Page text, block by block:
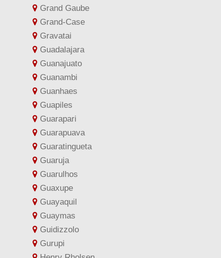
Grand Gaube
Grand-Case
Gravatai
Guadalajara
Guanajuato
Guanambi
Guanhaes
Guapiles
Guarapari
Guarapuava
Guaratingueta
Guaruja
Guarulhos
Guaxupe
Guayaquil
Guaymas
Guidizzolo
Gurupi